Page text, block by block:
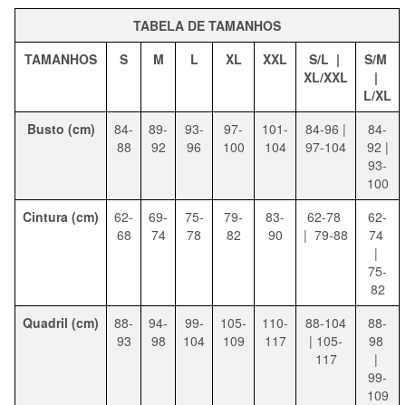
TABELA DE TAMANHOS
TAMANHOS
S M L XL XXL
S/L |
XL/XXL
S/M
|
L/XL
Busto (cm)
84-
88
89-
92
93-
96
97-
100
101-
104
84-96 |
97-104
84-
92 |
93-
100
Cintura (cm)
62-
68
69-
74
75-
78
79-
82
83-
90
62-78
| 79-88
62-
74
|
75-
82
Quadril (cm)
88-
93
94-
98
99-
104
105-
109
110-
117
88-104
| 105-
117
88-
98
|
99-
109